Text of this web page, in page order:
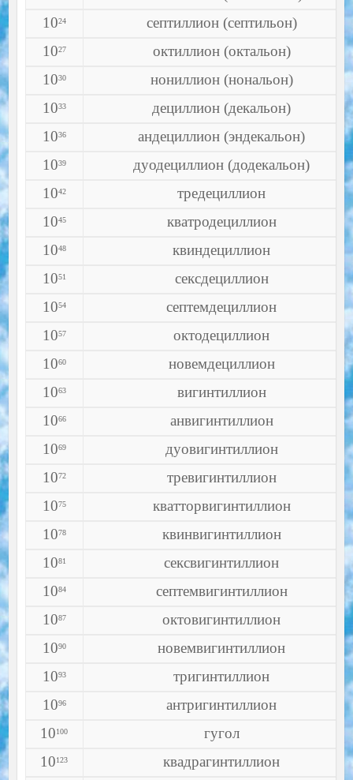
1024
септиллион (септильон)
1027
октиллион (октальон)
1030
нониллион (нональон)
1033
дециллион (декальон)
1036
андециллион (эндекальон)
1039
дуодециллион (додекальон)
1042
тредециллион
1045
кватродециллион
1048
квиндециллион
1051
сексдециллион
1054
септемдециллион
1057
октодециллион
1060
новемдециллион
1063
вигинтиллион
1066
анвигинтиллион
1069
дуовигинтиллион
1072
тревигинтиллион
1075
кватторвигинтиллион
1078
квинвигинтиллион
1081
сексвигинтиллион
1084
септемвигинтиллион
1087
октовигинтиллион
1090
новемвигинтиллион
1093
тригинтиллион
1096
антригинтиллион
10100
гугол
10123
квадрагинтиллион